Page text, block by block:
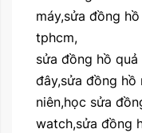
máy,sửa đồng
tphcm,
sửa đồng hồ
đây,sửa đồng hồ
niên,học sửa
watch,sửa đồng